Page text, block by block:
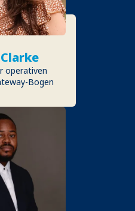
operativen
Bogen